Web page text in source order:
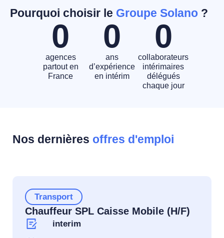
Pourquoi choisir le Groupe Solano ?
agences
partout en
France
0
ans
d’expérience
en intérim
0
collaborateurs
intérimaires
délégués
chaque jour
0
Nos dernières offres d'emploi
Transport
Chauffeur SPL Caisse Mobile (H/F)
interim